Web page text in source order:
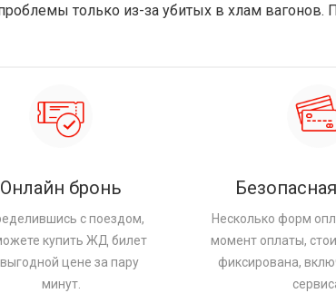
только из-за убитых в хлам вагонов.
Онлайн бронь
с поездом,
купить ЖД билет
цене за пару
минут.
Несколько форм
момент оплаты,
фиксирована,